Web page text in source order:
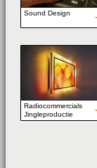
Sound Design
Radiocommercials
Jingleproductie